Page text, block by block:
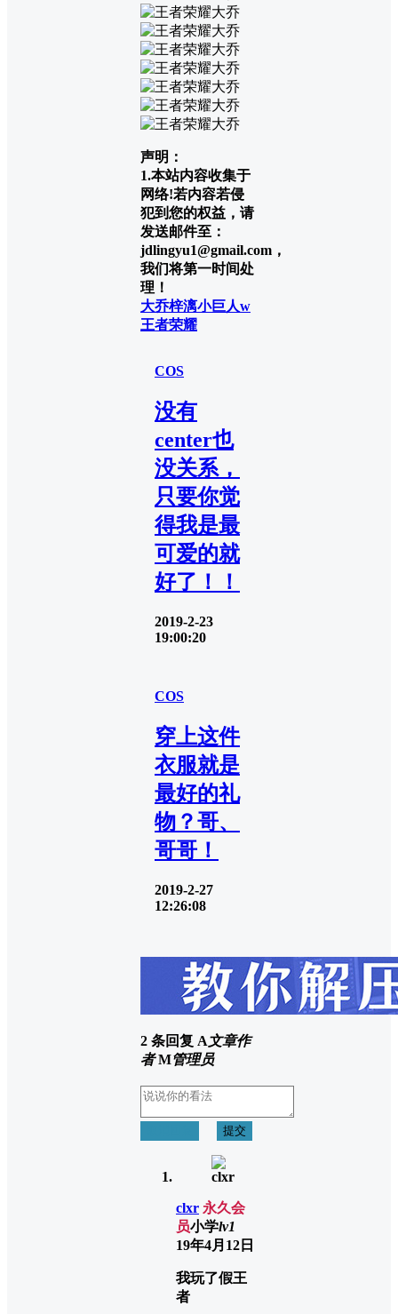
声明：
1.本站内容收集于
网络!若内容若侵
犯到您的权益，请
发送邮件至：
jdlingyu1@gmail.com，
我们将第一时间处
理！
大乔梓漓小巨人w
王者荣耀
COS
没有
center也
没关系，
只要你觉
得我是最
可爱的就
好了！！
2019-2-23
19:00:20
COS
穿上这件
衣服就是
最好的礼
物？哥、
哥哥！
2019-2-27
12:26:08
2 条回复 A文章作
者 M管理员
提交
clxr 永久会
员小学lv1
19年4月12日
我玩了假王
者